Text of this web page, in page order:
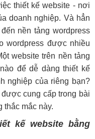
thiết kế website - nơi
doanh nghiệp. Và hẳn
nền tảng wordpress
wordpress được nhiều
website trên nền tảng
để dễ dàng thiết kế
nghiệp của riêng bạn?
cung cấp trong bài
thắc mắc này.
kế website bằng